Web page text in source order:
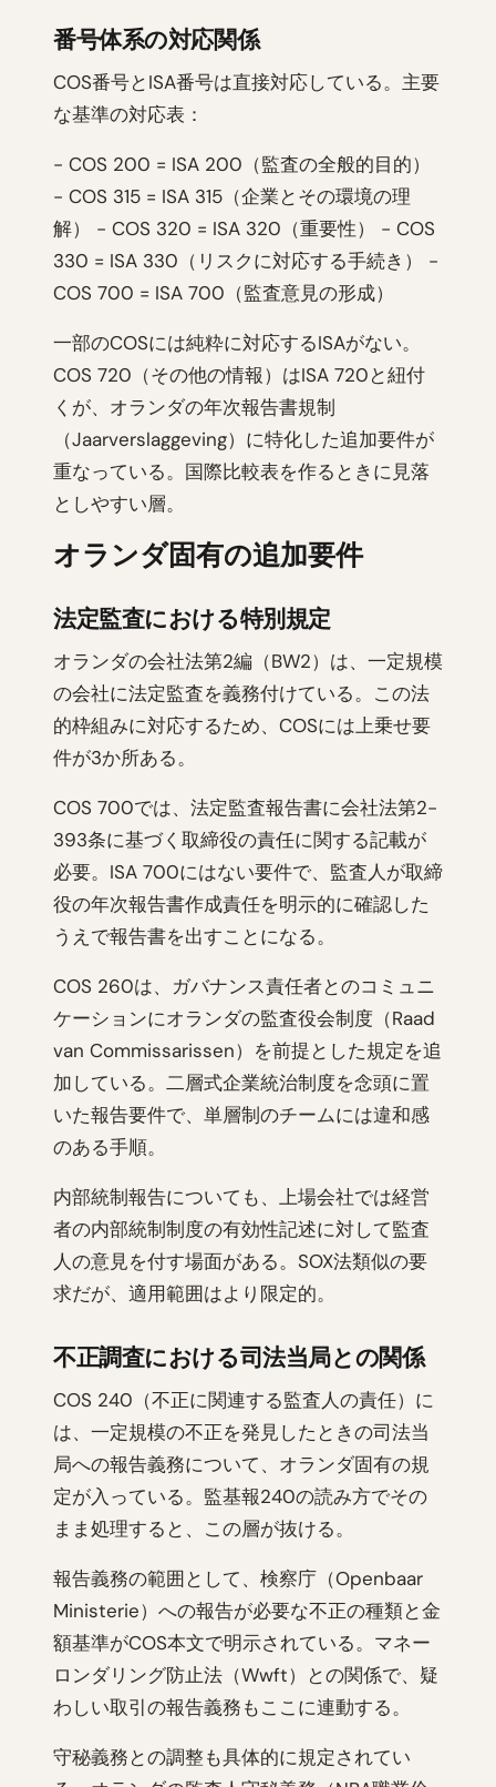
番号体系の対応関係
COS番号とISA番号は直接対応している。主要
な基準の対応表：
- COS 200 = ISA 200（監査の全般的目的）
- COS 315 = ISA 315（企業とその環境の理
解） - COS 320 = ISA 320（重要性） - COS
330 = ISA 330（リスクに対応する手続き） -
COS 700 = ISA 700（監査意見の形成）
一部のCOSには純粋に対応するISAがない。
COS 720（その他の情報）はISA 720と紐付
くが、オランダの年次報告書規制
（Jaarverslaggeving）に特化した追加要件が
重なっている。国際比較表を作るときに見落
としやすい層。
オランダ固有の追加要件
法定監査における特別規定
オランダの会社法第2編（BW2）は、一定規模
の会社に法定監査を義務付けている。この法
的枠組みに対応するため、COSには上乗せ要
件が3か所ある。
COS 700では、法定監査報告書に会社法第2-
393条に基づく取締役の責任に関する記載が
必要。ISA 700にはない要件で、監査人が取締
役の年次報告書作成責任を明示的に確認した
うえで報告書を出すことになる。
COS 260は、ガバナンス責任者とのコミュニ
ケーションにオランダの監査役会制度（Raad
van Commissarissen）を前提とした規定を追
加している。二層式企業統治制度を念頭に置
いた報告要件で、単層制のチームには違和感
のある手順。
内部統制報告についても、上場会社では経営
者の内部統制制度の有効性記述に対して監査
人の意見を付す場面がある。SOX法類似の要
求だが、適用範囲はより限定的。
不正調査における司法当局との関係
COS 240（不正に関連する監査人の責任）に
は、一定規模の不正を発見したときの司法当
局への報告義務について、オランダ固有の規
定が入っている。監基報240の読み方でその
まま処理すると、この層が抜ける。
報告義務の範囲として、検察庁（Openbaar
Ministerie）への報告が必要な不正の種類と金
額基準がCOS本文で明示されている。マネー
ロンダリング防止法（Wwft）との関係で、疑
わしい取引の報告義務もここに連動する。
守秘義務との調整も具体的に規定されてい